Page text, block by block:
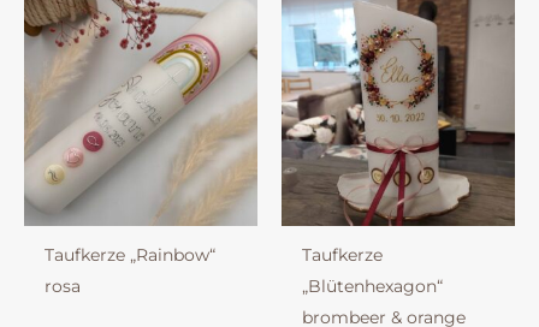
Taufkerze „Rainbow“
rosa
Taufkerze
„Blütenhexagon“
brombeer & orange